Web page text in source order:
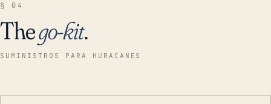
§ 04
Thego-kit.
SUMINISTROS PARA HURACANES